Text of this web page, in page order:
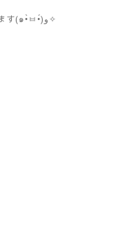
昨日、一昨日と連休して、本日3日から営業します(๑•̀ㅂ•́)و✧